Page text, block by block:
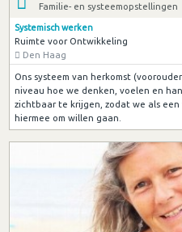
Familie- en systeemopstellingen
Systemisch werken
Ruimte voor Ontwikkeling
Den Haag
Ons systeem van herkomst
niveau hoe we denken, voelen en
zichtbaar te krijgen, zodat we als
hiermee om willen gaan.